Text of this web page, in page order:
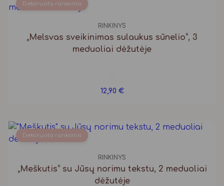
Dekoruota rankomis
RINKINYS
„Melsvas sveikinimas sulaukus sūnelio”, 3
meduoliai dėžutėje
12,90 €
Dekoruota rankomis
RINKINYS
„Meškutis” su Jūsų norimu tekstu, 2 meduoliai
dėžutėje